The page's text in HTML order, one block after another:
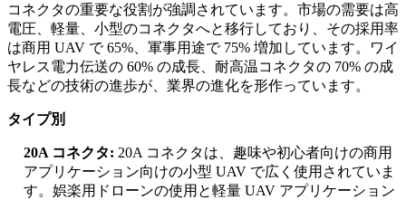
コネクタの重要な役割が強調されています。市場の需要は高
電圧、軽量、小型のコネクタへと移行しており、その採用率
は商用 UAV で 65%、軍事用途で 75% 増加しています。ワイ
ヤレス電力伝送の 60% の成長、耐高温コネクタの 70% の成
長などの技術の進歩が、業界の進化を形作っています。
タイプ別
20A コネクタ: 20A コネクタは、趣味や初心者向けの商用
アプリケーション向けの小型 UAV で広く使用されていま
す。娯楽用ドローンの使用と軽量 UAV アプリケーション